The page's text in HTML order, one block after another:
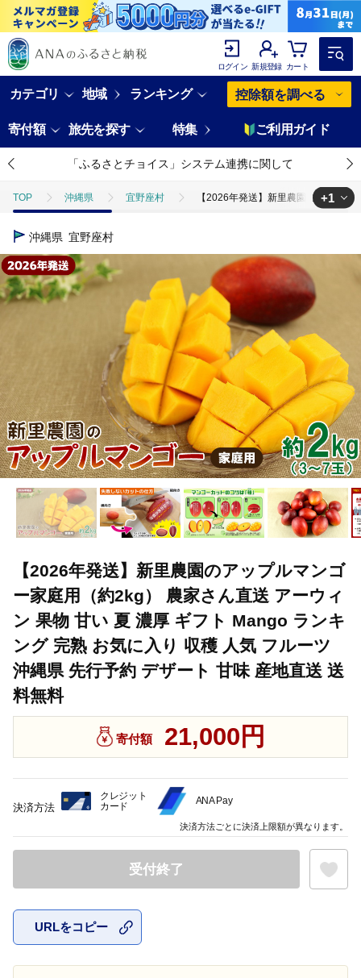
ログイン 新規登録 カート
カテゴリ 地域 ランキング 控除額を調べる
寄付額 旅先を探す 特集 ご利用ガイド
「ふるさとチョイス」システム連携に関して
TOP 沖縄県 宜野座村 【2026年発送】新里農園のアップ
TOP
+1
沖縄県 宜野座村
【2026年発送】新里農園のアップルマンゴ
ー家庭用（約2kg） 農家さん直送 アーウィ
ン 果物 甘い 夏 濃厚 ギフト Mango ランキ
ング 完熟 お気に入り 収穫 人気 フルーツ
沖縄県 先行予約 デザート 甘味 産地直送 送
料無料
寄付額 21,000円
受付終了
URLをコピー
決済方法
クレジット
カード
ANA Pay
決済方法ごとに決済上限額が異なります。